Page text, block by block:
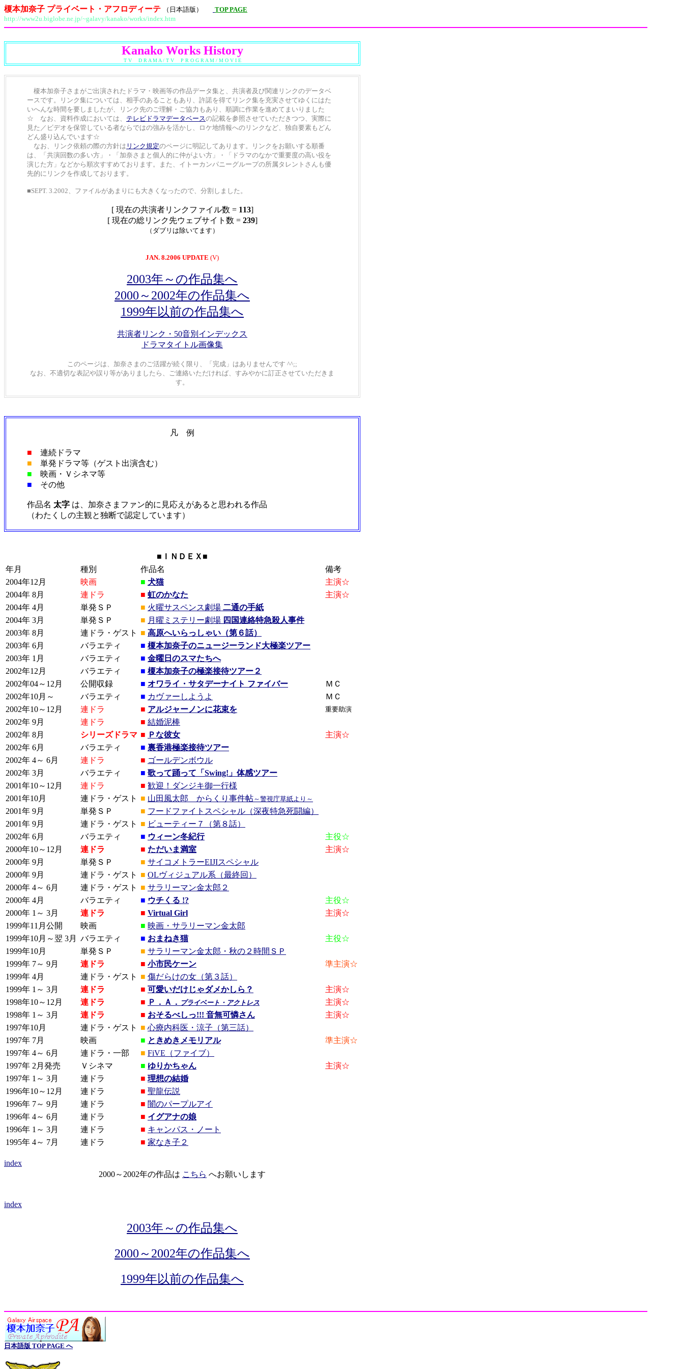
榎本加奈子 プライベート・アフロディーテ （日本語版）
TOP PAGE
http://www2u.biglobe.ne.jp/~galavy/kanako/works/index.htm
Kanako Works History
T V D R A M A / T V P R O G R A M / M O V I E
榎本加奈子さまがご出演されたドラマ・映画等の作品データ集と、共演者及び関連リンクのデータベ
ースです。リンク集については、相手のあることもあり、許諾を得てリンク集を充実させてゆくにはた
いへんな時間を要しましたが、リンク先のご理解・ご協力もあり、順調に作業を進めてまいりました
☆ なお、資料作成においては、 テレビドラマデータベースの記載を参照させていただきつつ、実際に
見た／ビデオを保管している者ならではの強みを活かし、ロケ地情報へのリンクなど、独自要素もどん
どん盛り込んでいます☆
なお、リンク依頼の際の方針は リンク規定のページに明記してあります。リンクをお願いする順番
は、「共演回数の多い方」・「加奈さまと個人的に仲がよい方」・「ドラマのなかで重要度の高い役を
演じた方」などから順次すすめております。また、イトーカンパニーグループの所属タレントさんも優
先的にリンクを作成しております。
■SEPT. 3.2002、ファイルがあまりにも大きくなったので、分割しました。
[ 現在の共演者リンクファイル数 = 113]
[ 現在の総リンク先ウェブサイト数 = 239]
（ダブリは除いてます）
JAN. 8.2006 UPDATE (V)
2003年～の作品集へ
2000～2002年の作品集へ
1999年以前の作品集へ
共演者リンク・50音別インデックス
ドラマタイトル画像集
このページは、加奈さまのご活躍が続く限り、「完成」はありませんです ^^;;
なお、不適切な表記や誤り等がありましたら、ご連絡いただければ、すみやかに訂正させていただきま
す。
凡 例
■ 連続ドラマ
■ 単発ドラマ等（ゲスト出演含む）
■ 映画・Ｖシネマ等
■ その他
作品名 太字 は、加奈さまファン的に見応えがあると思われる作品
（わたくしの主観と独断で認定しています）
■ＩＮＤＥＸ■
年月
種別 作品名
備考
2004年12月
映画 ■ 犬猫
主演☆
2004年 8月
連ドラ ■ 虹のかなた
主演☆
2004年 4月
単発ＳＰ ■ 火曜サスペンス劇場 二通の手紙
2004年 3月
単発ＳＰ ■ 月曜ミステリー劇場 四国連絡特急殺人事件
2003年 8月
連ドラ・ゲスト ■ 高原へいらっしゃい（第６話）
2003年 6月
バラエティ ■ 榎本加奈子のニュージーランド大極楽ツアー
2003年 1月
バラエティ ■ 金曜日のスマたちへ
2002年12月
バラエティ ■ 榎本加奈子の極楽接待ツアー２
2002年04～12月
公開収録 ■ オワライ・サタデーナイト ファイバー
ＭＣ
2002年10月～
バラエティ ■ カヴァーしようよ
ＭＣ
2002年10～12月
連ドラ ■ アルジャーノンに花束を 重要助演
2002年 9月 連ドラ ■ 結婚泥棒
2002年 8月
シリーズドラマ ■ Ｐな彼女
主演☆
2002年 6月
バラエティ ■ 裏香港極楽接待ツアー
2002年 4～ 6月
連ドラ ■ ゴールデンボウル
2002年 3月
バラエティ ■ 歌って踊って「Swing!」体感ツアー
2001年10～12月
連ドラ ■ 歓迎！ダンジキ御一行様
2001年10月
連ドラ・ゲスト ■ 山田風太郎 からくり事件帖～警視庁草紙より～
2001年 9月 単発ＳＰ ■ フードファイトスペシャル（深夜特急死闘編）
2001年 9月
連ドラ・ゲスト ■ ビューティー７（第８話）
2002年 6月
バラエティ ■ ウィーン冬紀行
主役☆
2000年10～12月
連ドラ ■ ただいま満室
主演☆
2000年 9月
単発ＳＰ ■ サイコメトラーEIJIスペシャル
2000年 9月
連ドラ・ゲスト ■ OLヴィジュアル系（最終回）
2000年 4～ 6月
連ドラ・ゲスト ■ サラリーマン金太郎２
2000年 4月
バラエティ ■ ウチくる !?
主役☆
2000年 1～ 3月
連ドラ ■ Virtual Girl
主演☆
1999年11月公開
映画 ■ 映画・サラリーマン金太郎
1999年10月～翌 3月
バラエティ ■ おまねき猫
主役☆
1999年10月
単発ＳＰ ■ サラリーマン金太郎・秋の２時間ＳＰ
1999年 7～ 9月
連ドラ ■ 小市民ケーン
準主演☆
1999年 4月
連ドラ・ゲスト ■ 傷だらけの女（第３話）
1999年 1～ 3月
連ドラ ■ 可愛いだけじゃダメかしら？
主演☆
1998年10～12月
連ドラ ■ Ｐ．Ａ． プライベート・アクトレス
主演☆
1998年 1～ 3月
連ドラ ■ おそるべしっ!!! 音無可憐さん
主演☆
1997年10月
連ドラ・ゲスト ■ 心療内科医・涼子（第三話）
1997年 7月
映画 ■ ときめきメモリアル
準主演☆
1997年 4～ 6月
連ドラ・一部 ■ FiVE（ファイブ）
1997年 2月発売
Ｖシネマ ■ ゆりかちゃん
主演☆
1997年 1～ 3月
連ドラ ■ 理想の結婚
1996年10～12月
連ドラ ■ 聖龍伝説
1996年 7～ 9月
連ドラ ■ 闇のパープルアイ
1996年 4～ 6月
連ドラ ■ イグアナの娘
1996年 1～ 3月
連ドラ ■ キャンパス・ノート
1995年 4～ 7月
連ドラ ■ 家なき子２
index
2000～2002年の作品は こちら へお願いします
index
2003年～の作品集へ
2000～2002年の作品集へ
1999年以前の作品集へ
日本語版 TOP PAGE へ